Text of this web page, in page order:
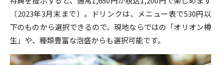
（2023年3月末まで）。ドリンクは、メニュー表で530円以
下のものから選択できるので、現地ならではの「オリオン樽
生」や、種類豊富な泡盛からも選択可能です。